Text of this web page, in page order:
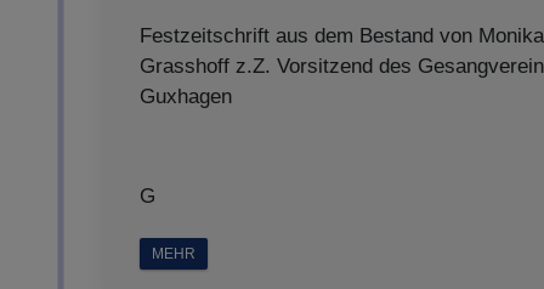
Festzeitschrift aus dem Bestand von Monika
Grasshoff z.Z. Vorsitzend des
Guxhagen
G
MEHR